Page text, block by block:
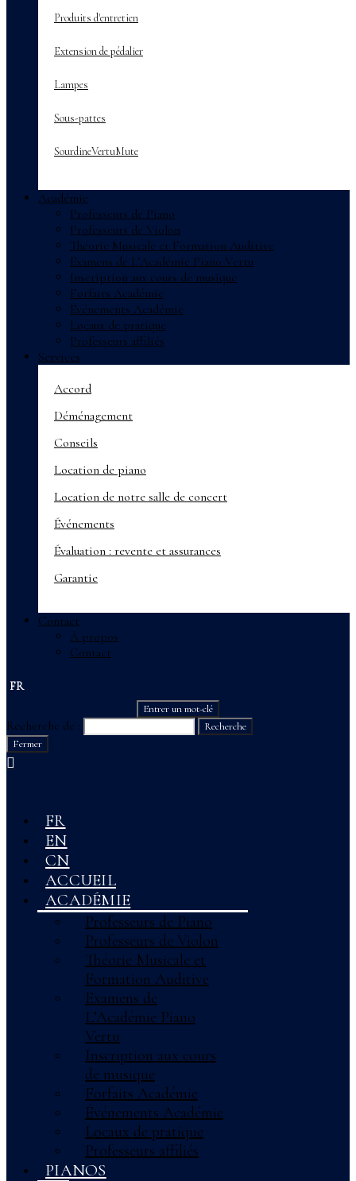
Produits d'entretien
Extension de pédalier
Lampes
Sous-pattes
SourdineVertuMute
Académie
Professeurs de Piano
Professeurs de Violon
Théorie Musicale et Formation Auditive
Examens de L’Académie Piano Vertu
Inscription aux cours de musique
Forfaits Académie
Événements Académie
Locaux de pratique
Professeurs affiliés
Services
Accord
Déménagement
Conseils
Location de piano
Location de notre salle de concert
Événements
Évaluation : revente et assurances
Garantie
Contact
À propos
Contact
FR
Entrer un mot-clé
Recherche de :
Recherche
Fermer
FR
EN
CN
ACCUEIL
ACADÉMIE
Professeurs de Piano
Professeurs de Violon
Théorie Musicale et
Formation Auditive
Examens de
L’Académie Piano
Vertu
Inscription aux cours
de musique
Forfaits Académie
Événements Académie
Locaux de pratique
Professeurs affiliés
PIANOS